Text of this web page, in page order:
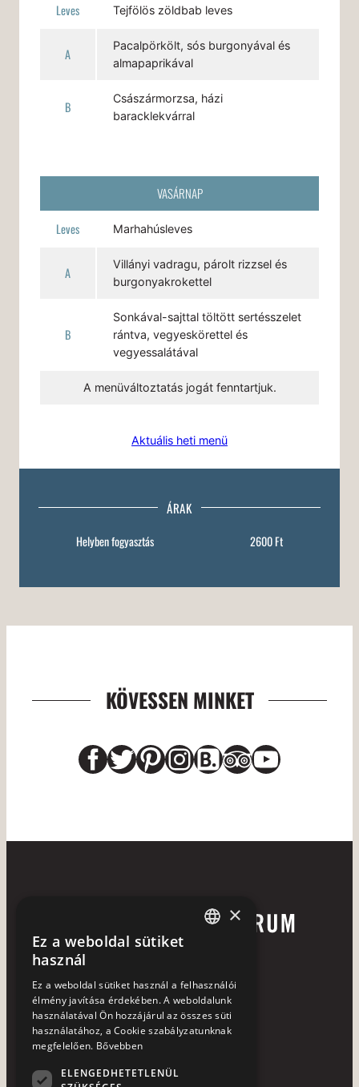
Leves Tejfölös zöldbab leves
A
Pacalpörkölt, sós burgonyával és
almapaprikával
B
Császármorzsa, házi
baracklekvárral
VASÁRNAP
Leves Marhahúsleves
A
Villányi vadragu, párolt rizzsel és
burgonyakrokettel
B
Sonkával-sajttal töltött sertésszelet
rántva, vegyeskörettel és
vegyessalátával
A menüváltoztatás jogát fenntartjuk.
Aktuális heti menü
ÁRAK
Helyben fogyasztás 2600 Ft
KÖVESSEN MINKET
Facebook
Twitter
Pinterest
Instagram
LinkLink
+36 72 252 113
×
Ez a weboldal sütiket
használ
Ez a weboldal sütiket használ a felhasználói
élmény javítása érdekében. A weboldalunk
használatával Ön hozzájárul az összes süti
használatához, a Cookie szabályzatunknak
megfelelően. Bővebben
ELENGEDHETETLENÜL